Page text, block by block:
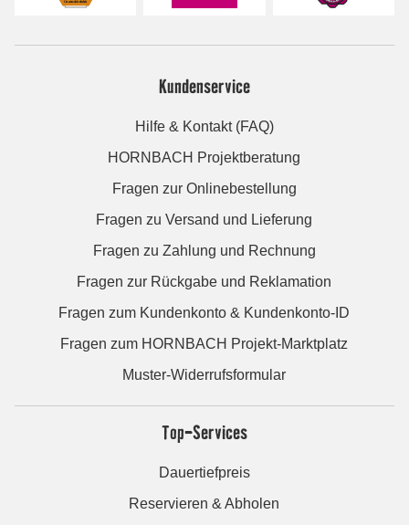
Kundenservice
Hilfe & Kontakt (FAQ)
HORNBACH Projektberatung
Fragen zur Onlinebestellung
Fragen zu Versand und Lieferung
Fragen zu Zahlung und Rechnung
Fragen zur Rückgabe und Reklamation
Fragen zum Kundenkonto & Kundenkonto-ID
Fragen zum HORNBACH Projekt-Marktplatz
Muster-Widerrufsformular
Top-Services
Dauertiefpreis
Reservieren & Abholen